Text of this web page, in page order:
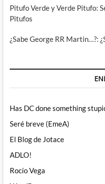
Pitufo Verde y Verde Pitufo:
Pitufos
¿Sabe George RR Martin…?:
Has DC done something
Seré breve (EmeA)
El Blog de Jotace
ADLO!
Rocío Vega